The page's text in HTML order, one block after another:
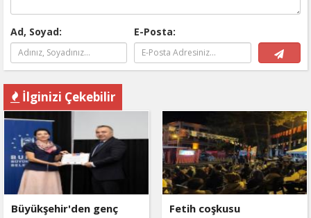
Ad, Soyad: E-Posta:
İlginizi Çekebilir
Büyükşehir'den genç
Fetih coşkusu